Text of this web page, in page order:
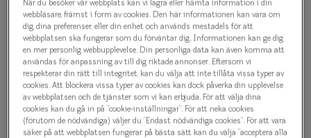
Olika
1 000 kr
Välj färg:
Röd
När du besöker vår webbplats kan vi lagra eller hämta information i din
webbläsare, främst i form av cookies. Den här informationen kan vara om
dig, dina preferenser, eller din enhet och används mestadels för att
webbplatsen ska fungerar som du förväntar dig. Informationen kan ge dig
en mer personlig webbupplevelse. Din personliga data kan även komma att
användas för anpassning av till dig riktade annonser. Eftersom vi
respekterar din rätt till integritet, kan du välja att inte tillåta vissa typer av
cookies. Att blockera vissa typer av cookies kan dock påverka din upplevelse
av webbplatsen och de tjänster som vi kan erbjuda. För att välja dina
cookies kan du gå in på ”cookie-inställningar”. För att neka cookies
(förutom de nödvändiga) väljer du ”Endast nödvändiga cookies”. För att vara
säker på att webbplatsen fungerar på bästa sätt kan du välja ”acceptera alla